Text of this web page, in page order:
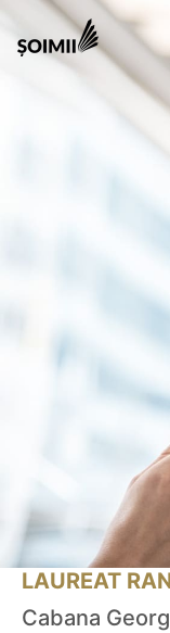
LAUREAT
Cabana